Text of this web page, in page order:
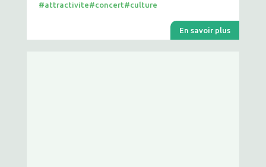
#attractivite#concert#culture
En savoir plus